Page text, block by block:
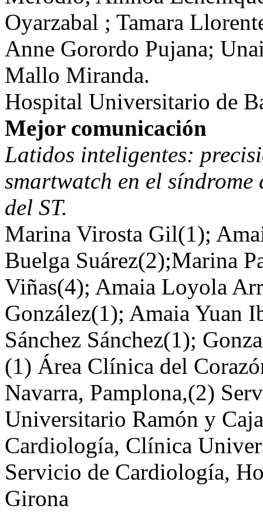
Oyarzabal ; Tamara
Anne Gorordo Pujana;
Mallo Miranda.
Hospital Universitario de
Mejor comunicación
Latidos inteligentes:
smartwatch en el
del ST.
Marina Virosta Gil(1);
Buelga Suárez(2);Marina
Viñas(4); Amaia Loyola
González(1); Amaia Yuan
Sánchez Sánchez(1);
(1) Área Clínica del
Navarra, Pamplona,(2)
Universitario Ramón y
Cardiología, Clínica
Servicio de Cardiología,
Girona